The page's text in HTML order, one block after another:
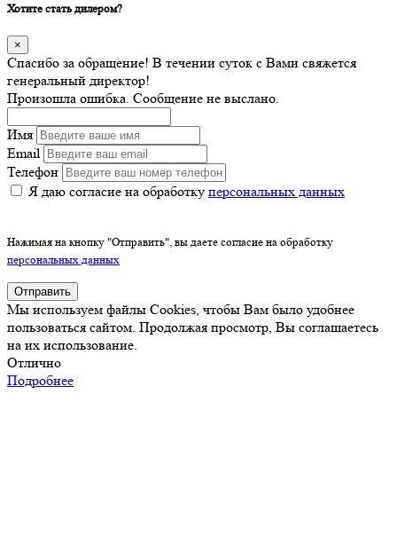
Хотите стать дилером?
×
Спасибо за обращение! В течении суток с Вами свяжется
генеральный директор!
Произошла ошибка. Сообщение не выслано.
Имя
Email
Телефон
Я даю согласие на обработку персональных данных
Нажимая на кнопку "Отправить", вы даете согласие на обработку
персональных данных
Отправить
Мы используем файлы Cookies, чтобы Вам было удобнее
пользоваться сайтом. Продолжая просмотр, Вы соглашаетесь
на их использование.
Отлично
Подробнее